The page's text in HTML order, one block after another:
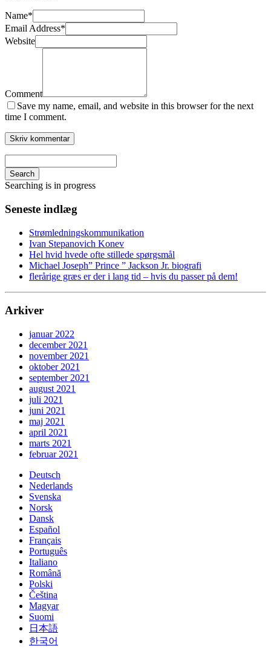
Name*
Email Address*
Website
Comment
Save my name, email, and website in this browser for the next
time I comment.
Search
Searching is in progress
Seneste indlæg
Strømledningskommunikation
Ivan Stepanovich Konev
Hel hvid hvede ofte stillede spørgsmål
Michael Joseph” Prince ” Jackson Jr. biografi
flerårige græs er der i lang tid – hvis du passer på dem!
Arkiver
januar 2022
december 2021
november 2021
oktober 2021
september 2021
august 2021
juli 2021
juni 2021
maj 2021
april 2021
marts 2021
februar 2021
Deutsch
Nederlands
Svenska
Norsk
Dansk
Español
Français
Português
Italiano
Română
Polski
Čeština
Magyar
Suomi
日本語
한국어